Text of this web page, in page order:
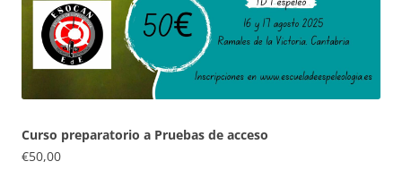
Curso preparatorio a Pruebas de acceso
€50,00